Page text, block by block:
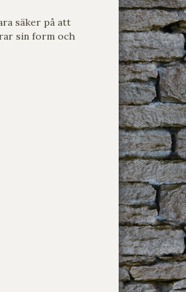
säker på att
sin form och